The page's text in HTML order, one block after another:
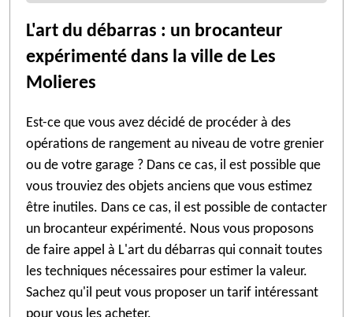
L'art du débarras : un brocanteur
expérimenté dans la ville de Les
Molieres
Est-ce que vous avez décidé de procéder à des
opérations de rangement au niveau de votre grenier
ou de votre garage ? Dans ce cas, il est possible que
vous trouviez des objets anciens que vous estimez
être inutiles. Dans ce cas, il est possible de contacter
un brocanteur expérimenté. Nous vous proposons
de faire appel à L'art du débarras qui connait toutes
les techniques nécessaires pour estimer la valeur.
Sachez qu'il peut vous proposer un tarif intéressant